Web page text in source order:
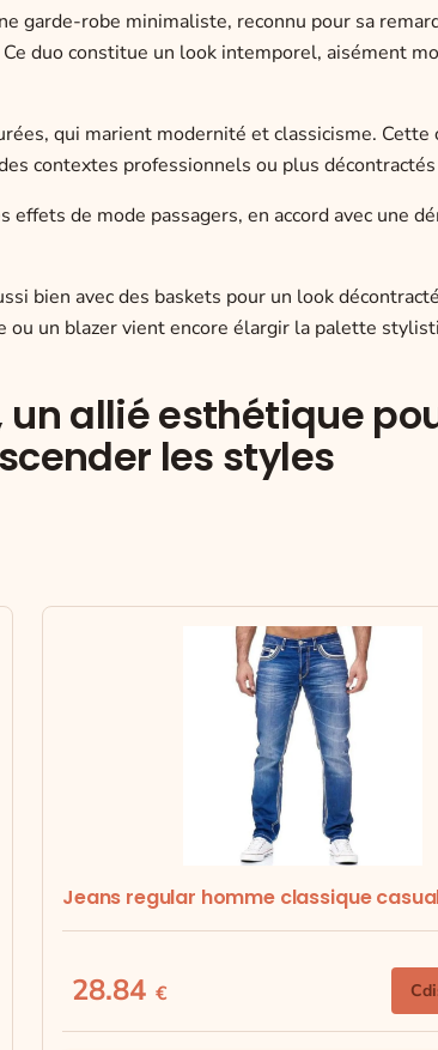
garde-robe minimaliste, reconnu pour sa
duo constitue un look intemporel, aisément
qui marient modernité et classicisme. Cette
contextes professionnels ou plus
de mode passagers, en accord avec une
bien avec des baskets pour un look décontracté
un blazer vient encore élargir la palette
allié esthétique
les styles
Jeans regular homme classique
28.84 €